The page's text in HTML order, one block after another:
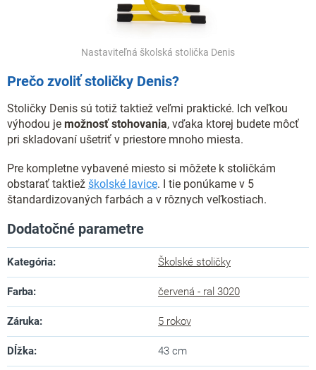
Nastaviteľná školská stolička Denis
Prečo zvoliť stoličky Denis?
Stoličky Denis sú totiž taktiež veľmi praktické. Ich veľkou
výhodou je možnosť stohovania, vďaka ktorej budete môcť
pri skladovaní ušetriť v priestore mnoho miesta.
Pre kompletne vybavené miesto si môžete k stoličkám
obstarať taktiež školské lavice. I tie ponúkame v 5
štandardizovaných farbách a v rôznych veľkostiach.
Dodatočné parametre
Kategória: Školské stoličky
Farba: červená - ral 3020
Záruka: 5 rokov
Dĺžka: 43 cm